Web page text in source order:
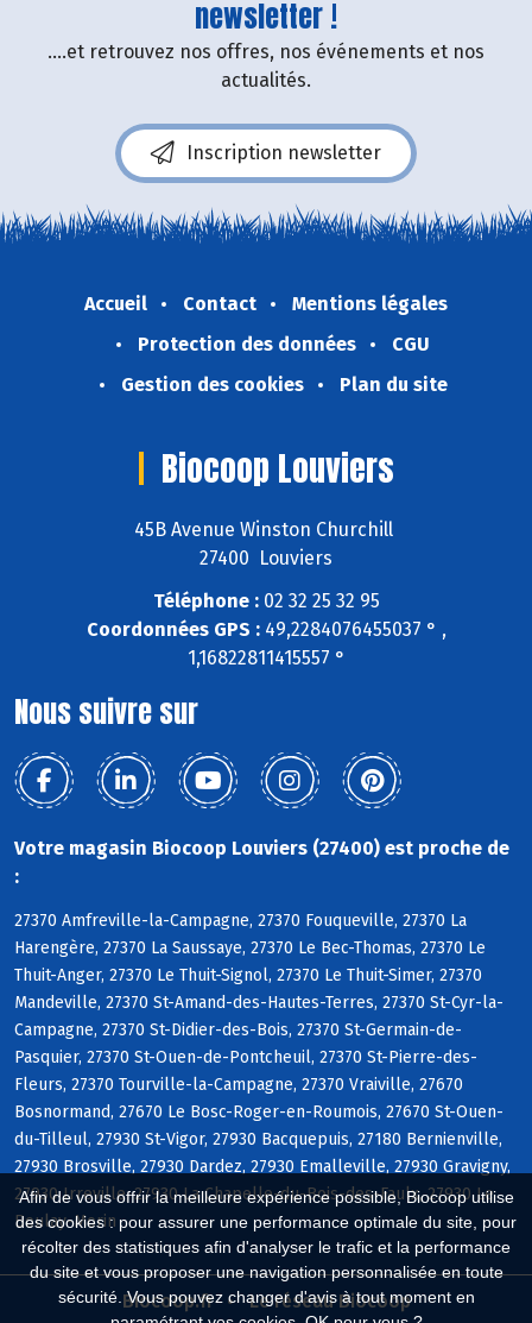
Afin de vous offrir la meilleure expérience possible, Biocoop utilise
des cookies : pour assurer une performance optimale du site, pour
récolter des statistiques afin d'analyser le trafic et la performance
du site et vous proposer une navigation personnalisée en toute
sécurité. Vous pouvez changer d'avis à tout moment en
newsletter !
....et retrouvez nos offres, nos événements et nos
actualités.
Inscription newsletter
Accueil Contact
Mentions légales
Protection des données
CGU
Gestion des cookies
Plan du site
Biocoop Louviers
45B Avenue Winston Churchill
27400 Louviers
Téléphone :02 32 25 32 95
Coordonnées GPS :49,2284076455037 ° ,
1,16822811415557 °
Nous suivre sur
Votre magasin Biocoop Louviers (27400) est proche de
:
27370 Amfreville-la-Campagne, 27370 Fouqueville, 27370 La
Harengère, 27370 La Saussaye, 27370 Le Bec-Thomas, 27370 Le
Thuit-Anger, 27370 Le Thuit-Signol, 27370 Le Thuit-Simer, 27370
Mandeville, 27370 St-Amand-des-Hautes-Terres, 27370 St-Cyr-la-
Campagne, 27370 St-Didier-des-Bois, 27370 St-Germain-de-
Pasquier, 27370 St-Ouen-de-Pontcheuil, 27370 St-Pierre-des-
Fleurs, 27370 Tourville-la-Campagne, 27370 Vraiville, 27670
Bosnormand, 27670 Le Bosc-Roger-en-Roumois, 27670 St-Ouen-
du-Tilleul, 27930 St-Vigor, 27930 Bacquepuis, 27180 Bernienville,
27930 Brosville, 27930 Dardez, 27930 Emalleville, 27930 Gravigny,
27930 Irreville, 27930 La Chapelle-du-Bois-des-Faulx, 27930 Le
Boulay-Morin
Biocoop.fr Le réseau Biocoop